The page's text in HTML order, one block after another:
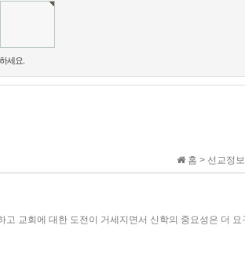
세요.
홈 > 선교정
교회에 대한 도전이 거세지면서 신학의 중요성은 더 요